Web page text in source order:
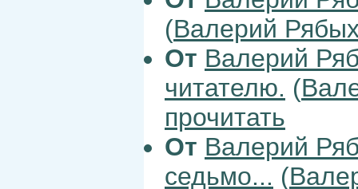
(Валерий
От Валерий
читателю. (
прочитать
От Валерий
седьмо... (